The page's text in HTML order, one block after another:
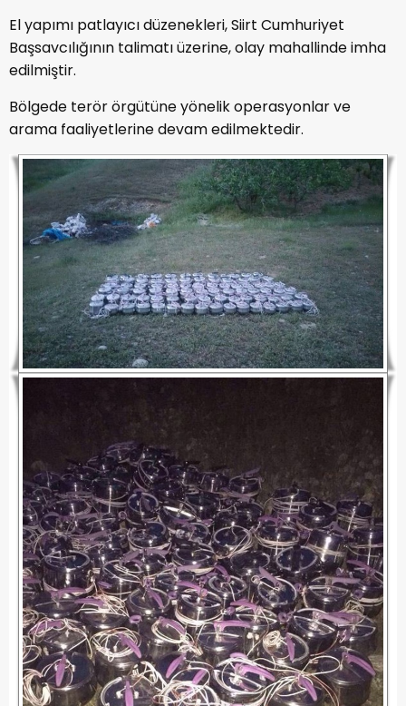
El yapımı patlayıcı düzenekleri, Siirt Cumhuriyet
Başsavcılığının talimatı üzerine, olay mahallinde imha
edilmiştir.
Bölgede terör örgütüne yönelik operasyonlar ve
arama faaliyetlerine devam edilmektedir.